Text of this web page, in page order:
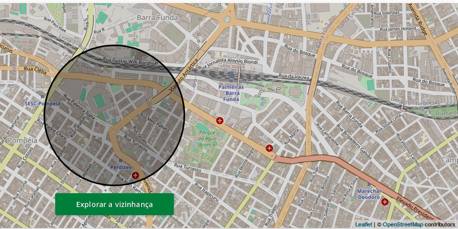
Leaflet | ©OpenStreetMapcontributors
Explorar a vizinhança